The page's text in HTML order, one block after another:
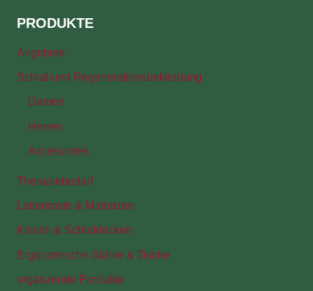
PRODUKTE
Angebote
Schlaf-und Regenerationsbekleidung
Damen
Herren
Accessoires
Therapiebedarf
Lattenroste & Matratzen
Kissen & Schlafdecken
Ergonomische Stühle & Tische
ergänzende Produkte